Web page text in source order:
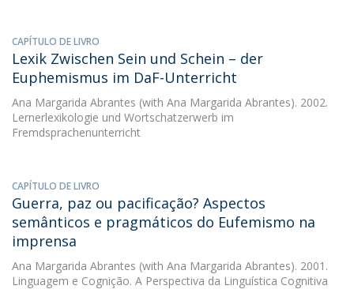
CAPÍTULO DE LIVRO
Lexik Zwischen Sein und Schein – der
Euphemismus im DaF-Unterricht
Ana Margarida Abrantes (with Ana Margarida Abrantes). 2002.
Lernerlexikologie und Wortschatzerwerb im
Fremdsprachenunterricht
CAPÍTULO DE LIVRO
Guerra, paz ou pacificação? Aspectos
semânticos e pragmáticos do Eufemismo na
imprensa
Ana Margarida Abrantes (with Ana Margarida Abrantes). 2001.
Linguagem e Cognição. A Perspectiva da Linguística Cognitiva